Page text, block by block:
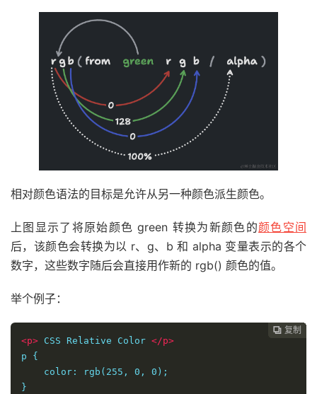
相对颜色语法的目标是允许从另一种颜色派生颜色。
上图显示了将原始颜色 green 转换为新颜色的颜色空间
后，该颜色会转换为以 r、g、b 和 alpha 变量表示的各个
数字，这些数字随后会直接用作新的 rgb() 颜色的值。
举个例子：
 复制
 复制
 复制
 复制
 复制
 复制
 复制
 复制
 复制
 复制
 复制
<p> CSS Relative Color </p>
p {
color: rgb(255, 0, 0);
}